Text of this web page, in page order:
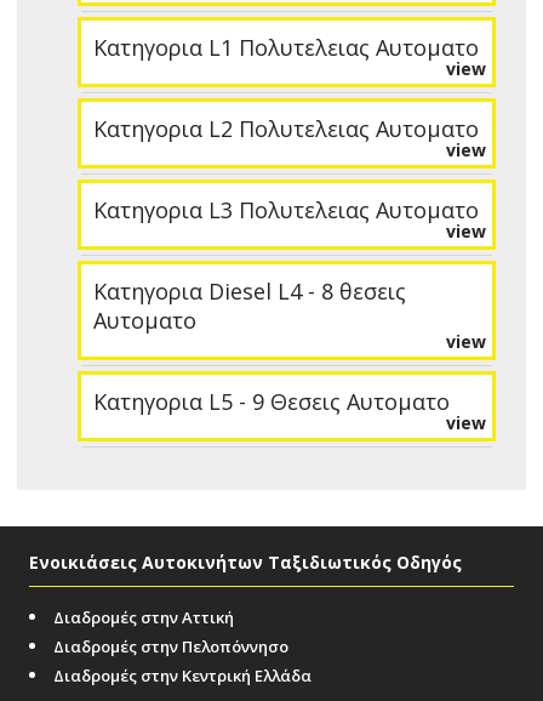
Κατηγορια L1 Πολυτελειας Αυτοματο
view
Κατηγορια L2 Πολυτελειας Αυτοματο
view
Κατηγορια L3 Πολυτελειας Αυτοματο
view
Κατηγορια Diesel L4 - 8 θεσεις
Αυτοματο
view
Κατηγορια L5 - 9 Θεσεις Αυτοματο
view
Ενοικιάσεις Αυτοκινήτων Ταξιδιωτικός Οδηγός
Διαδρομές στην Αττική
Διαδρομές στην Πελοπόννησο
Διαδρομές στην Κεντρική Ελλάδα